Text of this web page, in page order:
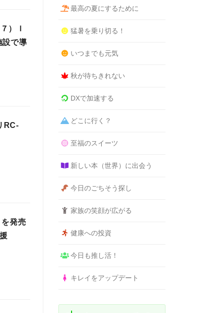
）Ｉ
設で導
RC-
発売
最高の夏にするために
猛暑を乗り切る！
いつまでも元気
秋が待ちきれない
DXで加速する
どこに行く？
至福のスイーツ
新しい本（世界）に出会う
今日のごちそう探し
家族の笑顔が広がる
健康への投資
今日も推し活！
キレイをアップデート